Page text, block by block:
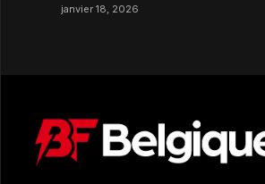
janvier 18, 2026